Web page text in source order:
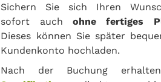
Sichern Sie sich Ihren
sofort auch ohne fertiges
Dieses können Sie später
Kundenkonto hochladen.
Nach der Buchung